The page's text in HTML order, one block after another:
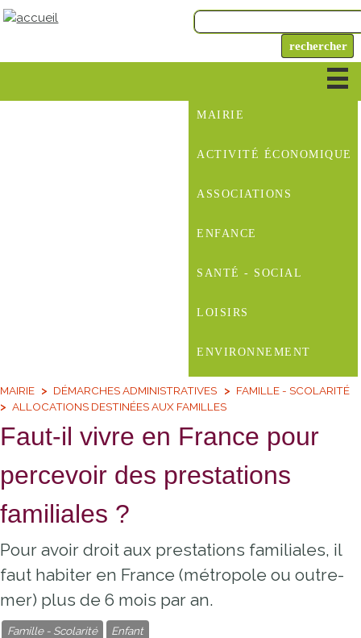
MAIRIE
ACTIVITÉ ÉCONOMIQUE
ASSOCIATIONS
ENFANCE
SANTÉ - SOCIAL
LOISIRS
ENVIRONNEMENT
MAIRIE DÉMARCHES ADMINISTRATIVES
FAMILLE - SCOLARITÉ
ALLOCATIONS DESTINÉES AUX FAMILLES
Faut-il vivre en France pour
percevoir des prestations
familiales ?
Pour avoir droit aux prestations familiales, il
faut habiter en France (métropole ou outre-
mer) plus de 6 mois par an.
Famille - Scolarité Enfant